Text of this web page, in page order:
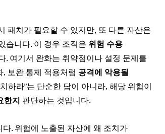
패치가 필요할 수 있지만, 또 다른 자산은
습니다. 이 경우 조직은 위험 수용
. 여기서 완화는 취약점이나 설정 문제를
보완 통제 적용처럼 공격에 악용될
하라”는 단순한 답이 아니라, 해당 위험이
한지 판단하는 것입니다.
다. 위험에 노출된 자산에 왜 조치가